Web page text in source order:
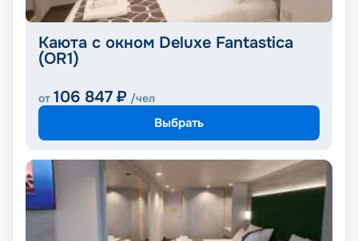
Каюта с окном Deluxe Fantastica
(OR1)
от 106 847 ₽ /чел
Выбрать